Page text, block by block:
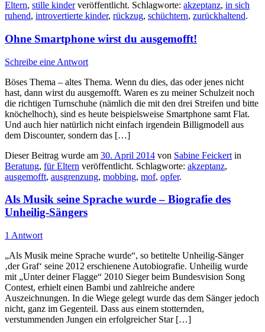
Eltern, stille kinderveröffentlicht. Schlagworte: akzeptanz, in sich
ruhend, introvertierte kinder, rückzug, schüchtern, zurückhaltend.
Ohne Smartphone wirst du ausgemofft!
Schreibe eine Antwort
Böses Thema – altes Thema. Wenn du dies, das oder jenes nicht
hast, dann wirst du ausgemofft. Waren es zu meiner Schulzeit noch
die richtigen Turnschuhe (nämlich die mit den drei Streifen und bitte
knöchelhoch), sind es heute beispielsweise Smartphone samt Flat.
Und auch hier natürlich nicht einfach irgendein Billigmodell aus
dem Discounter, sondern das […]
Dieser Beitrag wurde am 30. April 2014 von Sabine Feickert in
Beratung, für Eltern veröffentlicht. Schlagworte: akzeptanz,
ausgemofft, ausgrenzung, mobbing, mof, opfer.
Als Musik seine Sprache wurde – Biografie des
Unheilig-Sängers
1 Antwort
„Als Musik meine Sprache wurde“, so betitelte Unheilig-Sänger
‚der Graf‘ seine 2012 erschienene Autobiografie. Unheilig wurde
mit „Unter deiner Flagge“ 2010 Sieger beim Bundesvision Song
Contest, erhielt einen Bambi und zahlreiche andere
Auszeichnungen. In die Wiege gelegt wurde das dem Sänger jedoch
nicht, ganz im Gegenteil. Dass aus einem stotternden,
verstummenden Jungen ein erfolgreicher Star […]